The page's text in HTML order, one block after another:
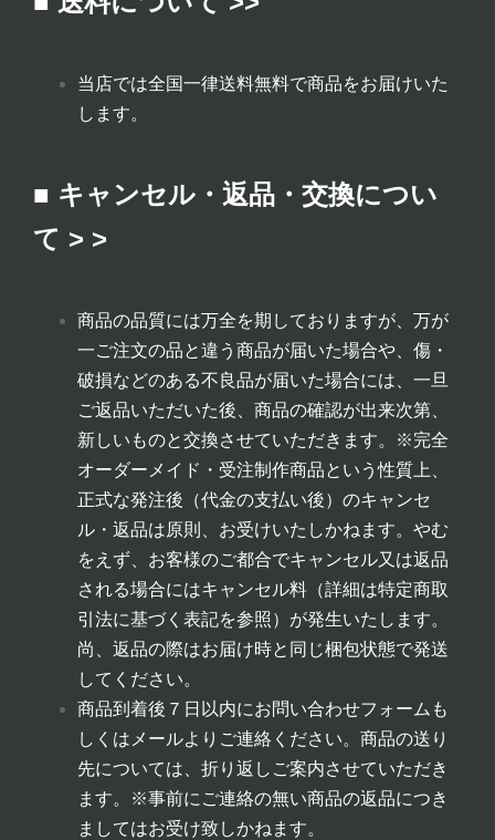
当店では全国一律送料無料で商品をお届けいた
します。
■ キャンセル・返品・交換につい
て > >
商品の品質には万全を期しておりますが、万が
一ご注文の品と違う商品が届いた場合や、傷・
破損などのある不良品が届いた場合には、一旦
ご返品いただいた後、商品の確認が出来次第、
新しいものと交換させていただきます。
※完全
オーダーメイド・受注制作商品という性質上、
正式な発注後（代金の支払い後）のキャンセ
ル・返品は原則、お受けいたしかねます。やむ
をえず、お客様のご都合でキャンセル又は返品
される場合にはキャンセル料（詳細は特定商取
引法に基づく表記を参照）が発生いたします。
尚、返品の際はお届け時と同じ梱包状態で発送
してください。
商品到着後７日以内にお問い合わせフォームも
しくはメールよりご連絡ください。商品の送り
先については、折り返しご案内させていただき
ます。
※事前にご連絡の無い商品の返品につき
ましてはお受け致しかねます。